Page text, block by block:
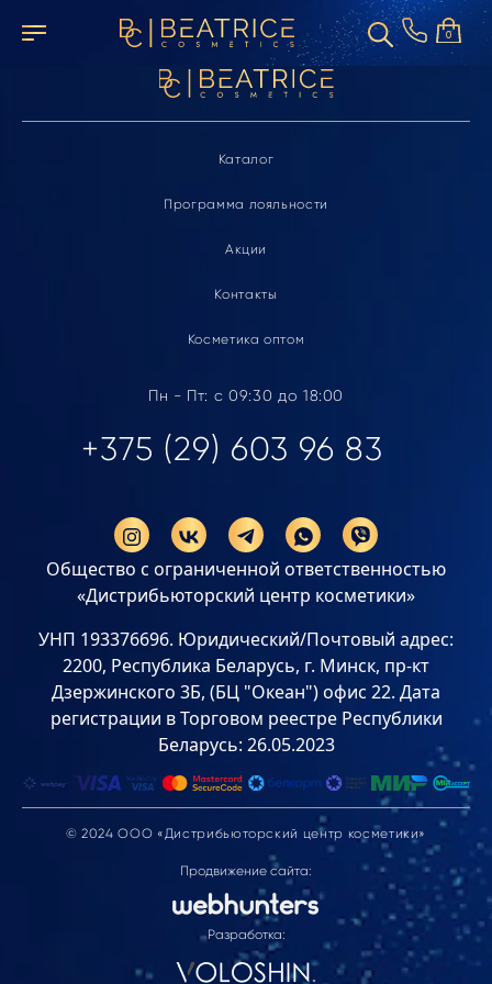
0
Элемент не найден
Каталог
Программа лояльности
Акции
Контакты
Косметика оптом
Пн - Пт: с 09:30 до 18:00
+375 (29) 603 96 83
Общество с ограниченной ответственностью
«Дистрибьюторский центр косметики»
УНП 193376696. Юридический/Почтовый адрес:
2200, Республика Беларусь, г. Минск, пр-кт
Дзержинского 3Б, (БЦ "Океан") офис 22. Дата
регистрации в Торговом реестре Республики
Беларусь: 26.05.2023
© 2024 ООО «Дистрибьюторский центр косметики»
Продвижение сайта:
Разработка: